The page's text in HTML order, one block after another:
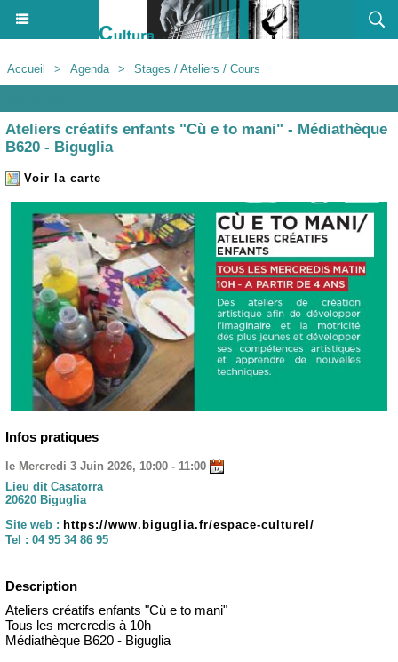
Accueil > Agenda > Stages / Ateliers / Cours
Ateliers créatifs enfants "Cù e to mani" - Médiathèque
B620 - Biguglia
Voir la carte
Infos pratiques
le Mercredi 3 Juin 2026, 10:00 - 11:00
Lieu dit Casatorra
20620 Biguglia
Site web : https://www.biguglia.fr/espace-culturel/
Tel : 04 95 34 86 95
Description
Ateliers créatifs enfants "Cù e to mani"
Tous les mercredis à 10h
Médiathèque B620 - Biguglia